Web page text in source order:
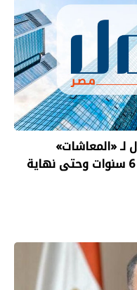
لـ «المعاشات»
تريليونًا و117.4 مليار جنيه خلال 6 سنوات وحتى نهاية